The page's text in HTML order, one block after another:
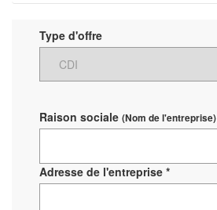
Type d'offre
Raison sociale (Nom de l'entreprise)
Adresse de l'entreprise *